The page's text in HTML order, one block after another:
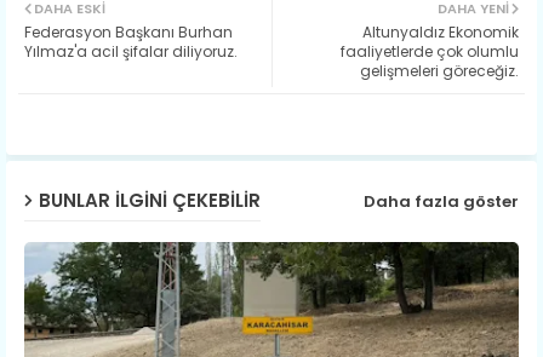
DAHA YENI
Altunyaldız Ekonomik
faaliyetlerde çok olumlu
gelişmeleri göreceğiz.
DAHA ESKI
Federasyon Başkanı Burhan
Yılmaz'a acil şifalar diliyoruz.
BUNLAR ILGINI ÇEKEBILIR Daha fazla göster